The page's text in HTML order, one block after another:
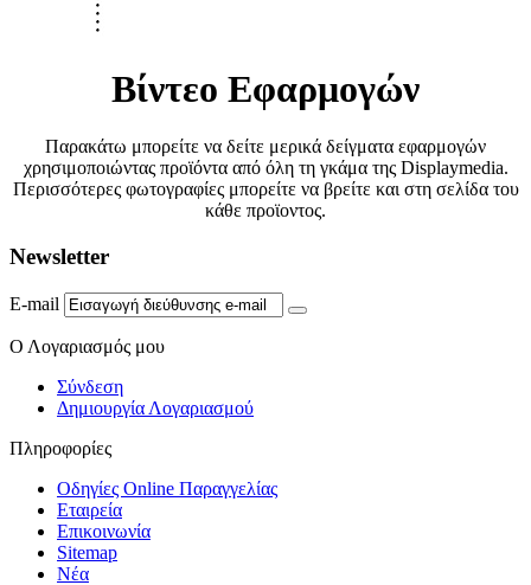
Βίντεο Εφαρμογών
Παρακάτω μπορείτε να δείτε μερικά δείγματα εφαρμογών
χρησιμοποιώντας προϊόντα από όλη τη γκάμα της Displaymedia.
Περισσότερες φωτογραφίες μπορείτε να βρείτε και στη σελίδα του
κάθε προϊοντος.
Newsletter
E-mail
Ο Λογαριασμός μου
Σύνδεση
Δημιουργία Λογαριασμού
Πληροφορίες
Οδηγίες Online Παραγγελίας
Εταιρεία
Επικοινωνία
Sitemap
Νέα